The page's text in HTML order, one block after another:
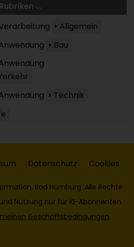
...
Allgemein
Bau
Technik
Datenschutz Cookies
Bad Homburg. Alle Rechte
Nutzung nur für KI-Abonnenten.
Geschäftsbedingungen.